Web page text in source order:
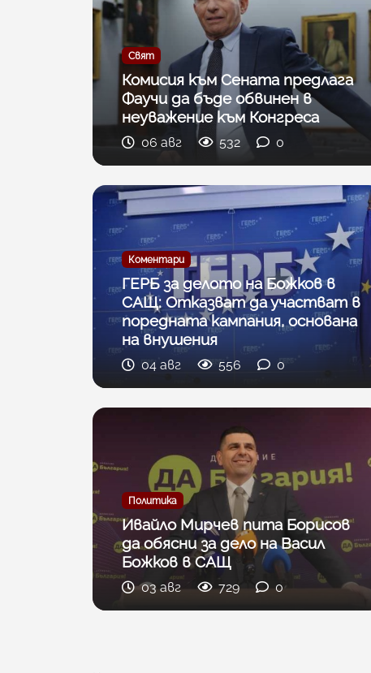
Свят
Комисия към Сената предлага
Фаучи да бъде обвинен в
неуважение към Конгреса
06 авг 532 0
Коментари
ГЕРБ за делото на Божков в
САЩ: Отказват да участват в
поредната кампания, основана
на внушения
04 авг 556 0
Политика
Ивайло Мирчев пита Борисов
да обясни за дело на Васил
Божков в САЩ
03 авг 729 0